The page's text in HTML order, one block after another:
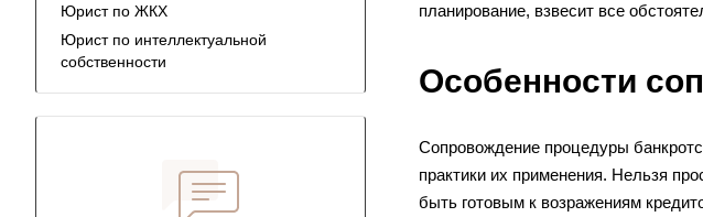
планирование, взвесит все
Особенности
Сопровождение процедуры
практики их применения. Нельзя
быть готовым к возражениям
Юрист по ЖКХ
Юрист по интеллектуальной
собственности